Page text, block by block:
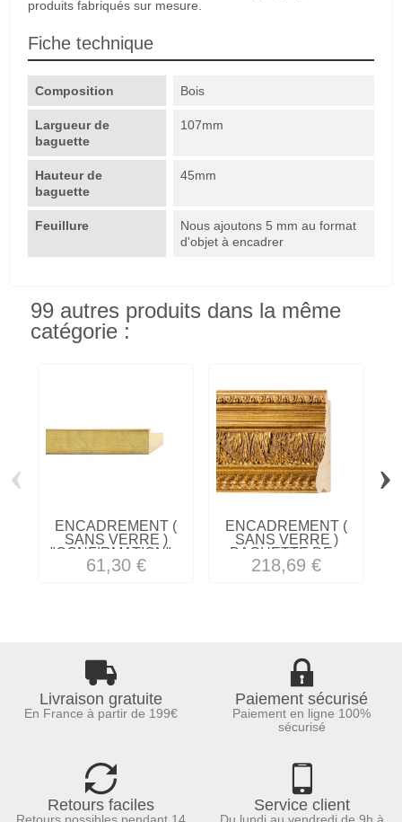
produits fabriqués sur mesure.
Fiche technique
Composition Bois
Largueur de
baguette
107mm
Hauteur de
baguette
45mm
Feuillure
Nous ajoutons 5 mm au format
d'objet à encadrer
99 autres produits dans la même
catégorie :
ENCADREMENT (
SANS VERRE )
"CONFIRMATION"...
61,30 €
ENCADREMENT (
SANS VERRE )
BAGUETTE DE...
218,69 €
‹ ›
Livraison gratuite
En France à partir de 199€
Paiement sécurisé
Paiement en ligne 100%
sécurisé
Retours faciles Service client